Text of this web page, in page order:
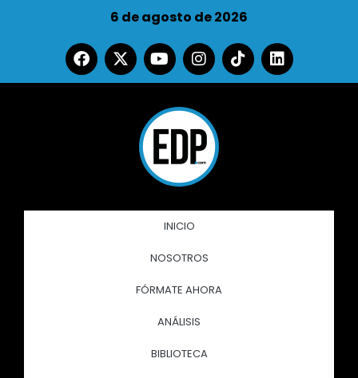
6 de agosto de 2026
INICIO
NOSOTROS
FÓRMATE AHORA
ANÁLISIS
BIBLIOTECA